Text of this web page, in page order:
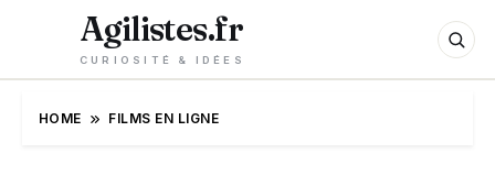
Agilistes.fr
CURIOSITÉ & IDÉES
HOME FILMS EN LIGNE